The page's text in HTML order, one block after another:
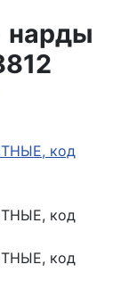
нарды